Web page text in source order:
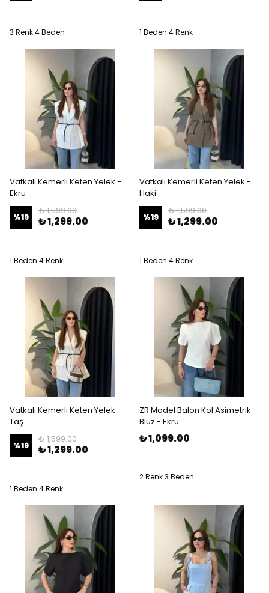
3 Renk 4 Beden 1 Beden 4 Renk
Vatkalı Kemerli Keten Yelek -
Ekru
%19
₺ 1,599.00
₺ 1,299.00
1 Beden 4 Renk
Vatkalı Kemerli Keten Yelek -
Haki
%19
₺ 1,599.00
₺ 1,299.00
1 Beden 4 Renk
Vatkalı Kemerli Keten Yelek -
Taş
%19
₺ 1,599.00
₺ 1,299.00
1 Beden 4 Renk
ZR Model Balon Kol Asimetrik
Bluz - Ekru
₺ 1,099.00
2 Renk 3 Beden